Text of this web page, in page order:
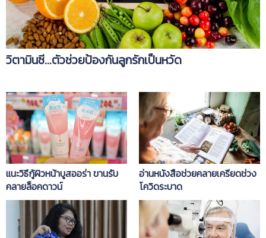
วิตามินซี...ตัวช่วยป้องกันลูกรักเป็นหวัด
แนะวิธีกู้ผิวหน้าบูสออร่า ขานรับ
คลายล็อคดาวน์
อ่านหนังสือช่วยคลายเครียดช่วง
โควิดระบาด